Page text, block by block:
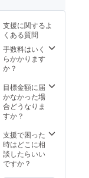
はして
おりま
せん）
支援に関するよ
くある質問
手数料はいく
らかかります
か？
目標金額に届
かなかった場
合どうなりま
すか？
支援で困った
時はどこに相
談したらいい
ですか？